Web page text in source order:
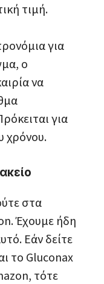
τιμή.
για
ο
να
για
χρόνου.
στα
Έχουμε ήδη
Εάν δείτε
το Gluconax
τότε